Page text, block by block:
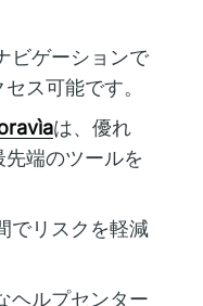
ビゲーションで
ス可能です。
は、優れ
端のツールを
でリスクを軽減
ヘルプセンター